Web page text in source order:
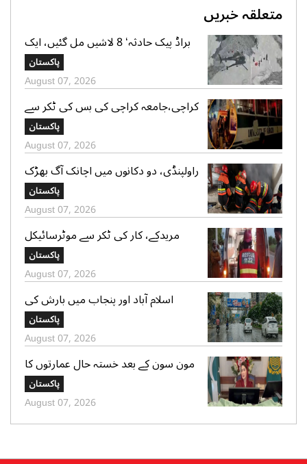
متعلقہ خبریں
براڈ پیک حادثہ‘ 8 لاشیں مل گئیں، ایک
تک رسائی مشکل، 2 کی تلاش جاری‘
صدر الپائن کلب
پاکستان
August 07, 2026
کراچی،جامعہ کراچی کی بس کی ٹکر سے
موٹر سائیکل سوار لڑکی جاں بحق،ڈرائیور
گرفتار
پاکستان
August 07, 2026
راولپنڈی، دو دکانوں میں اچانک آگ بھڑک
اٹھی، ریسکیو کی بروقت کارروائی، بڑا
نقصان ٹل گیا
پاکستان
August 07, 2026
مریدکے، کار کی ٹکر سے موٹرسائیکل
سوار 2 دوست جاں بحق، بچہ شدید
زخمی
پاکستان
August 07, 2026
اسلام آباد اور پنجاب میں بارش کی
پیشگوئی، کراچی میں بوندا باندی کا
امکان
پاکستان
August 07, 2026
مون سون کے بعد خستہ حال عمارتوں کا
سروے کرایا جائے، وزیراعلی پنجاب کی
ہدایت
پاکستان
August 07, 2026